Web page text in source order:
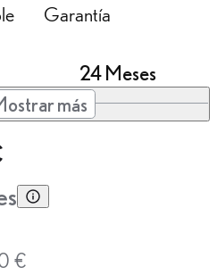
Garantía
24 Meses
más
€